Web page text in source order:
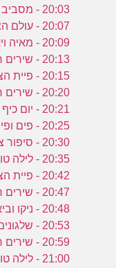
20:03 - מסביב לשעון - פרק 11
20:07 - עולם הצעצועים - פרק 10
20:09 - מאיה ויאיא - פרק 5
20:13 - שירים ראשונים - פרק 18
20:15 - פיית הצלילים - פרק 13
20:20 - שירים ראשונים - פרק 23
20:21 - יום כיף - פרק 13
20:25 - פים ופימבה - פרק 43
20:30 - סיפור ציור - פרק 14
20:35 - לילה טוב דובון - פרק 20
20:42 - פיית הצלילים - פרק 1
20:47 - שירים ראשונים - פרק 66
20:48 - ניקו וביאנקה - פרק 15
20:53 - שלגונים - פרק 23
20:59 - שירים ראשונים - פרק 100
21:00 - לילה טוב דובון - פרק 16